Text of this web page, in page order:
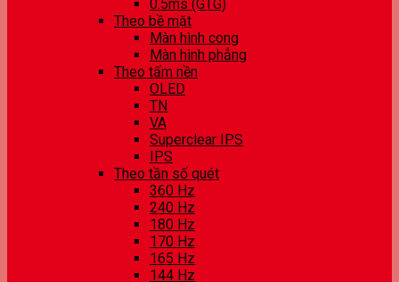
0.5ms (GTG)
Theo bề mặt
Màn hình cong
Màn hình phẳng
Theo tấm nền
OLED
TN
VA
Superclear IPS
IPS
Theo tần số quét
360 Hz
240 Hz
180 Hz
170 Hz
165 Hz
144 Hz